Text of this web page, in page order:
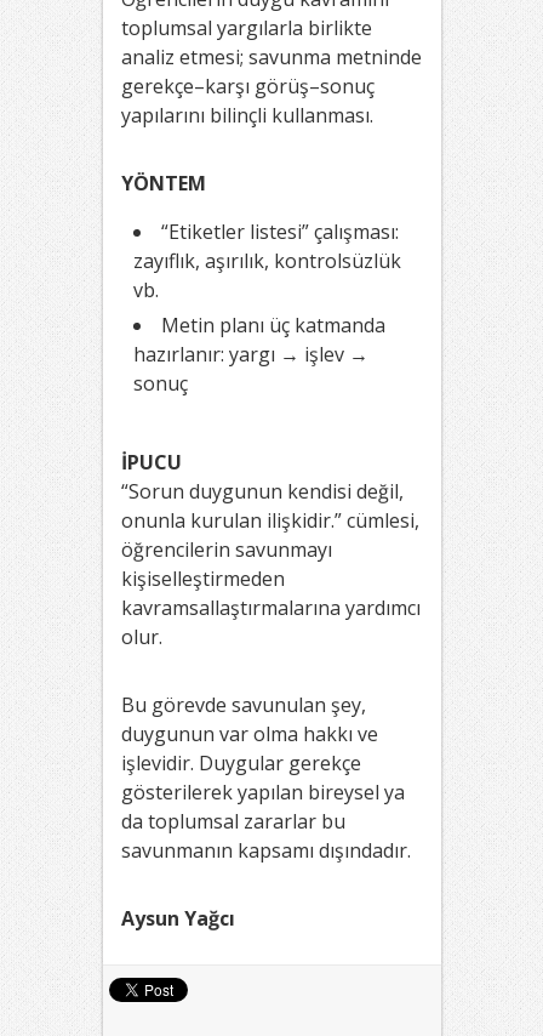
toplumsal yargılarla birlikte
analiz etmesi; savunma metninde
gerekçe–karşı görüş–sonuç
yapılarını bilinçli kullanması.
YÖNTEM
“Etiketler listesi” çalışması:
zayıflık, aşırılık, kontrolsüzlük
vb.
Metin planı üç katmanda
hazırlanır: yargı → işlev →
sonuç
İPUCU
“Sorun duygunun kendisi değil,
onunla kurulan ilişkidir.” cümlesi,
öğrencilerin savunmayı
kişiselleştirmeden
kavramsallaştırmalarına yardımcı
olur.
Bu görevde savunulan şey,
duygunun var olma hakkı ve
işlevidir. Duygular gerekçe
gösterilerek yapılan bireysel ya
da toplumsal zararlar bu
savunmanın kapsamı dışındadır.
Aysun Yağcı